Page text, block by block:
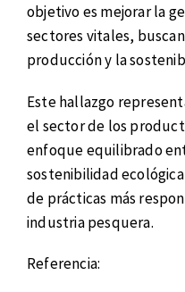
objetivo es mejorar la
sectores vitales,
producción y la
Este hallazgo
el sector de los
enfoque equilibrado
sostenibilidad
de prácticas más
industria pesquera.
Referencia: